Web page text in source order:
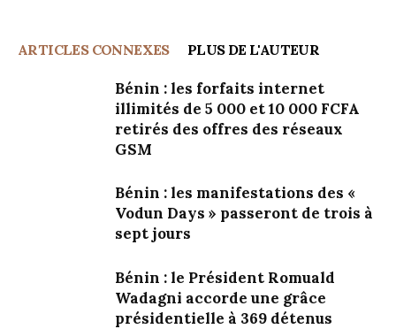
ARTICLES CONNEXES PLUS DE L'AUTEUR
Bénin : les forfaits internet
illimités de 5 000 et 10 000 FCFA
retirés des offres des réseaux
GSM
Bénin : les manifestations des «
Vodun Days » passeront de trois à
sept jours
Bénin : le Président Romuald
Wadagni accorde une grâce
présidentielle à 369 détenus